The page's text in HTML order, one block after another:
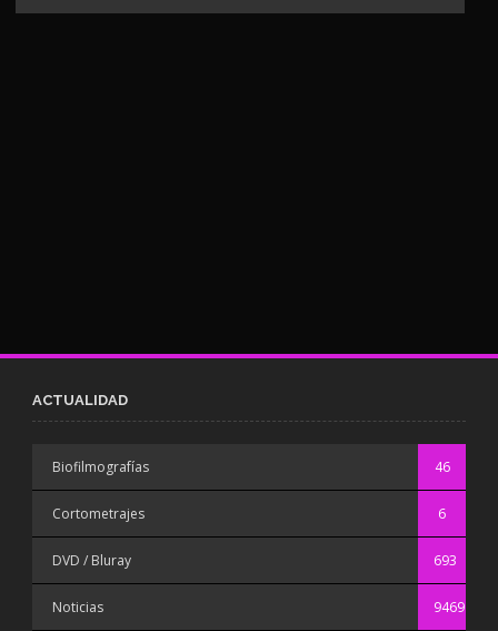
ACTUALIDAD
Biofilmografías 46
Cortometrajes 6
DVD / Bluray 693
Noticias 9469